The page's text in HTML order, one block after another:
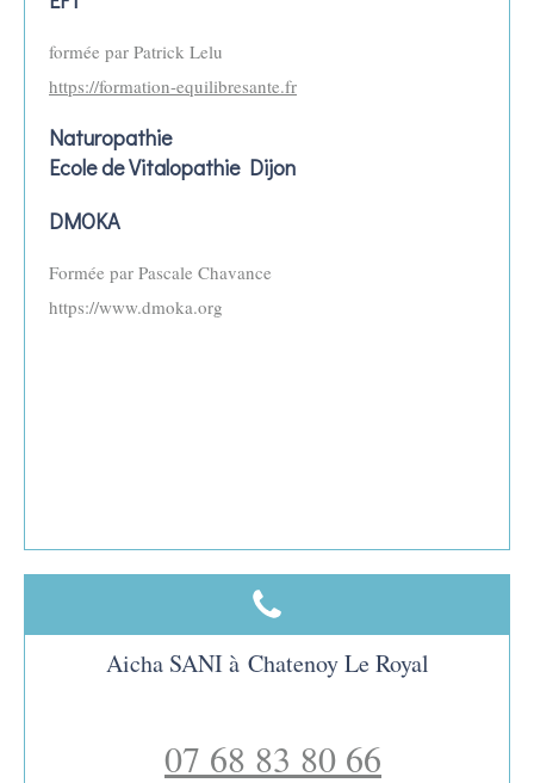
formée par Patrick Lelu
https://formation-equilibresante.fr
Naturopathie
Ecole de Vitalopathie Dijon
DMOKA
Formée par Pascale Chavance
https://www.dmoka.org
Aicha SANI à Chatenoy Le Royal
07 68 83 80 66